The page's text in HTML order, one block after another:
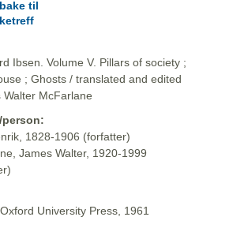
til
Ibsen. Volume V. Pillars of society ;
; Ghosts / translated and edited
Walter McFarlane
person:
1828-1906 (forfatter)
James Walter, 1920-1999
University Press, 1961